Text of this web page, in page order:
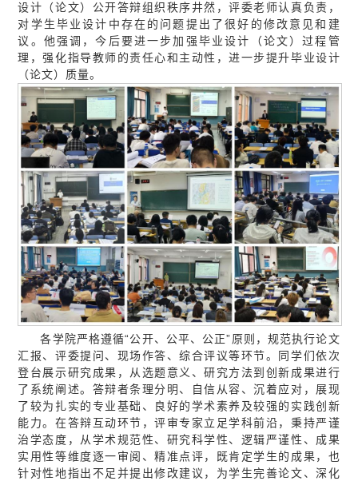
设计（论文）公开答辩组织秩序井然，评委老师认真负责，
对学生毕业设计中存在的问题提出了很好的修改意见和建
议。他强调，今后要进一步加强毕业设计（论文）过程管
理，强化指导教师的责任心和主动性，进一步提升毕业设计
（论文）质量。
各学院严格遵循“公开、公平、公正”原则，规范执行论文
汇报、评委提问、现场作答、综合评议等环节。同学们依次
登台展示研究成果，从选题意义、研究方法到创新成果进行
了系统阐述。答辩者条理分明、自信从容、沉着应对，展现
了较为扎实的专业基础、良好的学术素养及较强的实践创新
能力。在答辩互动环节，评审专家立足学科前沿，秉持严谨
治学态度，从学术规范性、研究科学性、逻辑严谨性、成果
实用性等维度逐一审阅、精准点评，既肯定学生的成果，也
针对性地指出不足并提出修改建议，为学生完善论文、深化